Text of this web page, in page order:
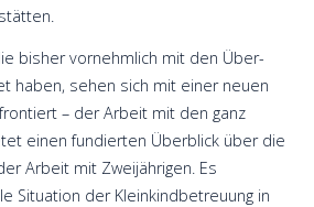
bisher vornehmlich mit den Über-
haben, sehen sich mit einer neuen
– der Arbeit mit den ganz
einen fundierten Überblick über die
Arbeit mit Zweijährigen. Es
Situation der Kleinkindbetreuung in